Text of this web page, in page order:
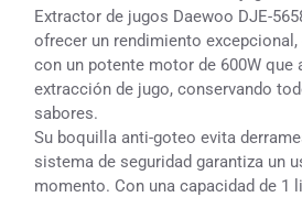
Extractor de jugos Daewoo DJE-
ofrecer un rendimiento
con un potente motor de 600W que
extracción de jugo, conservando
sabores.
Su boquilla anti-goteo evita
sistema de seguridad garantiza un
momento. Con una capacidad de 1